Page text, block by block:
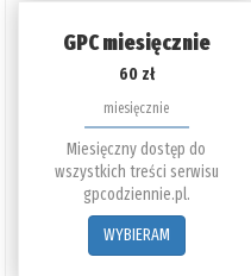
GPC miesięcznie
60 zł
miesięcznie
Miesięczny dostęp do
wszystkich treści serwisu
gpcodziennie.pl.
WYBIERAM